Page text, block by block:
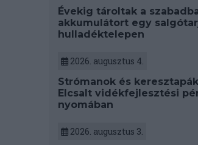
Évekig tároltak a
akkumulátort egy
hulladéktelepen
2026. augusztus 4.
Strómanok és
Elcsalt vidékfejlesztési
nyomában
2026. augusztus 3.